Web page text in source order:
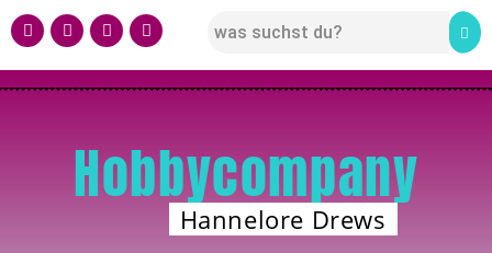
Hobbycompany
Hannelore Drews